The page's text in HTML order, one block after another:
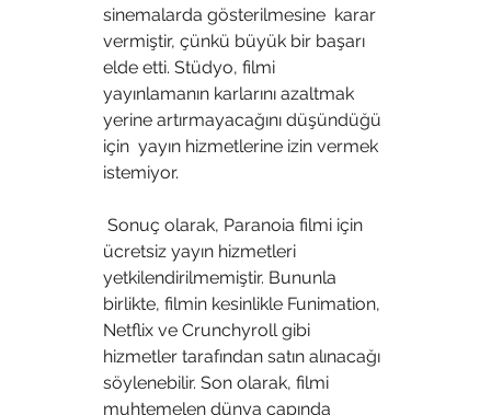
sinemalarda gösterilmesine  karar
vermiştir, çünkü büyük bir başarı
elde etti. Stüdyo, filmi
yayınlamanın karlarını azaltmak
yerine artırmayacağını düşündüğü
için  yayın hizmetlerine izin vermek
istemiyor.
ücretsiz yayın hizmetleri
yetkilendirilmemiştir. Bununla
birlikte, filmin kesinlikle Funimation,
Netflix ve Crunchyroll gibi
hizmetler tarafından satın alınacağı
söylenebilir. Son olarak, filmi
muhtemelen dünya çapında